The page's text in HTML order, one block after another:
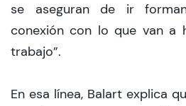
se aseguran de ir
conexión con lo que van a
trabajo”.
En esa línea, Balart explica